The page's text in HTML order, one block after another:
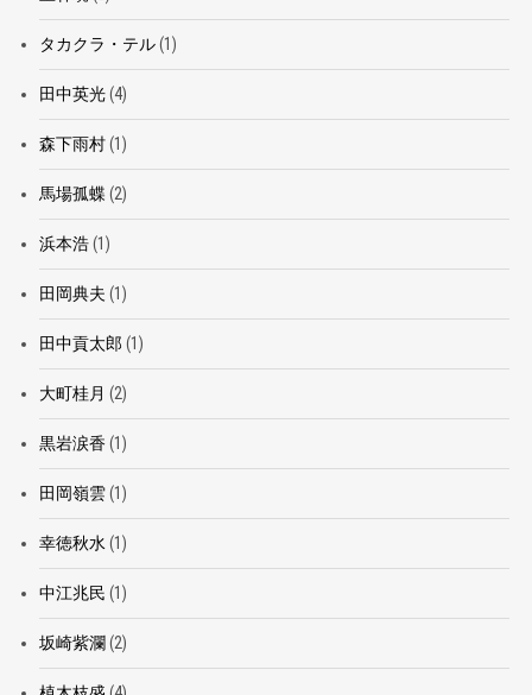
タカクラ・テル(1)
田中英光(4)
森下雨村(1)
馬場孤蝶 (2)
浜本浩(1)
田岡典夫 (1)
田中貢太郎 (1)
大町桂月 (2)
黒岩涙香(1)
田岡嶺雲(1)
幸徳秋水 (1)
中江兆民 (1)
坂崎紫瀾 (2)